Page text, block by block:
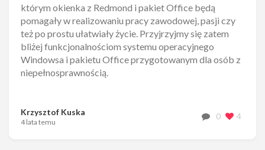
którym okienka z Redmond i pakiet Office będą
pomagały w realizowaniu pracy zawodowej, pasji czy
też po prostu ułatwiały życie. Przyjrzyjmy się zatem
bliżej funkcjonalnościom systemu operacyjnego
Windowsa i pakietu Office przygotowanym dla osób z
niepełnosprawnością.
Krzysztof Kuska
4 lata temu
0 4